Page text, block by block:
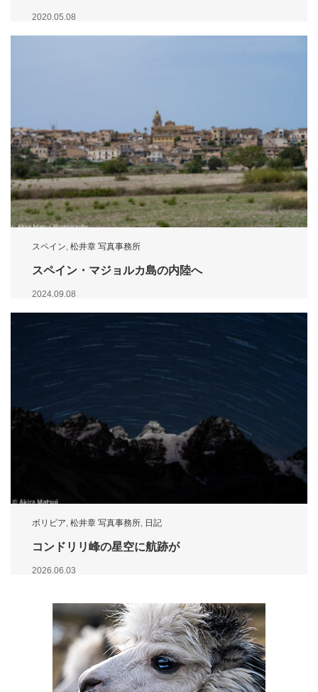
2020.05.08
スペイン 松井章 写真事務所
スペイン・マジョルカ島の内陸へ
2024.09.08
ボリビア, 松井章 写真事務所, 日記
コンドリリ峰の星空に航跡が
2026.06.03